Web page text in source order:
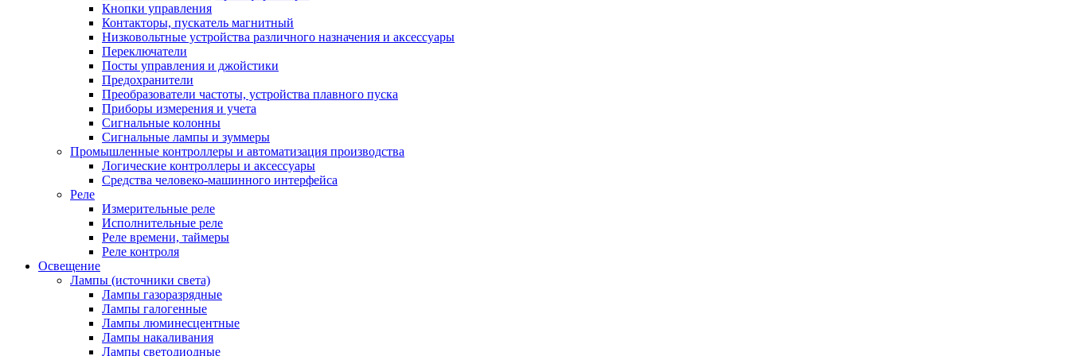
Кнопки управления
Контакторы, пускатель магнитный
Низковольтные устройства различного назначения и аксессуары
Переключатели
Посты управления и джойстики
Предохранители
Преобразователи частоты, устройства плавного пуска
Приборы измерения и учета
Сигнальные колонны
Сигнальные лампы и зуммеры
Промышленные контроллеры и автоматизация производства
Логические контроллеры и аксессуары
Средства человеко-машинного интерфейса
Реле
Измерительные реле
Исполнительные реле
Реле времени, таймеры
Реле контроля
Освещение
Лампы (источники света)
Лампы газоразрядные
Лампы галогенные
Лампы люминесцентные
Лампы накаливания
Лампы светодиодные